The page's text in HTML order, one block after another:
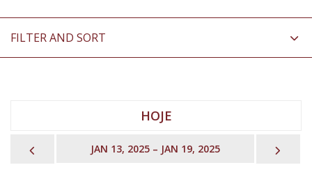
FILTER AND SORT
HOJE
PREVIOUSJAN 13, 2025 – JAN 19, 2025